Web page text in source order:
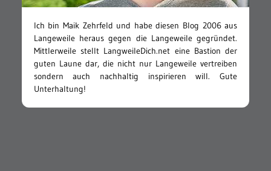
Ich bin Maik Zehrfeld und habe diesen Blog 2006 aus
Langeweile heraus gegen die Langeweile gegründet.
Mittlerweile stellt LangweileDich.net eine Bastion der
guten Laune dar, die nicht nur Langeweile vertreiben
sondern auch nachhaltig inspirieren will. Gute
Unterhaltung!